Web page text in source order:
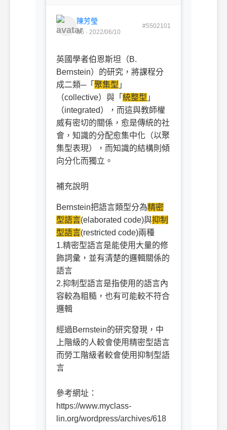
陳芳瑩
B6 · 2022/06/10
#5502101
英國學者伯恩斯坦（B.
Bernstein）的研究，將課程分
成二類─「 聚集型 」
（collective）與「 統整型 」
（integrated），而這與教師權
威有密切的關係，愈是傳統的社
會，知識的分配愈集中化（以聚
集型表現），而知識的結構則傾
向分化而獨立。
補充說明
Bernstein把語言類型分為精密
型語言(elaborated code)與抑制
型語言(restricted code)兩種
1.精密型語言是能使用大量的修
飾詞彙，並有清楚的邏輯關係的
語言
2.抑制型語言是指使用的語言內
容較為粗糙，也有可能較不符合
邏輯
經過Bernstein的研究發現，中
上階級的人較會使用精密型語言
而勞工階級者較會使用抑制型語
言
參考網址：
https://www.myclass-
lin.org/wordpress/archives/618